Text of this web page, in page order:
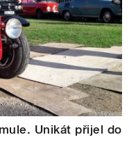
Unikát přijel do